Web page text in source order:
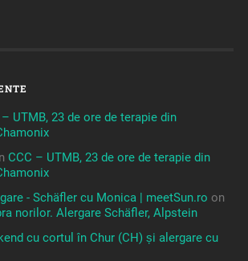
– UTMB, 23 de ore de terapie din
CCC – UTMB, 23 de ore de terapie din
- Schäfler cu Monica | meetSun.ro on
norilor. Alergare Schäfler, Alpstein
cu cortul în Chur (CH) și alergare cu